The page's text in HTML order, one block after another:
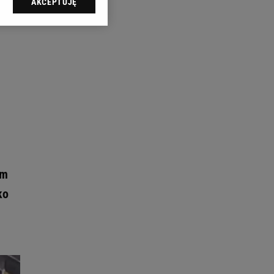
sp. z o.o., jej
swoje preferencje
reklam i treści,